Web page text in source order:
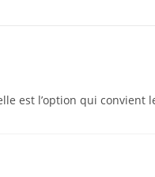
est l’option qui convient